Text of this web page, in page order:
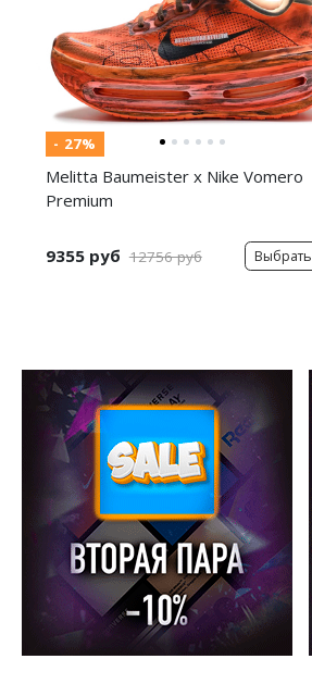
- 27%
Melitta Baumeister x Nike Vomero
Premium
9355 руб 12756 руб Выбрать